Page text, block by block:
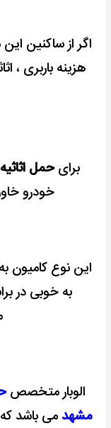
اگر از ساکنین
هزینه باربری ،
برایحمل
خودرو
این نوع کامیون
به خوبی در
الوبار متخصص
مشهدمی باشد